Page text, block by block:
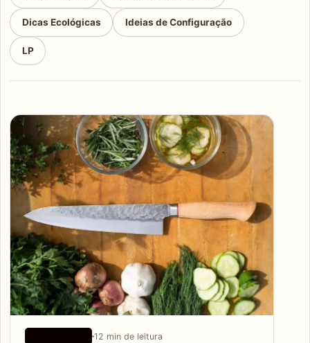
Dicas Ecológicas Ideias de Configuração
LP
Articles
12 min de leitura